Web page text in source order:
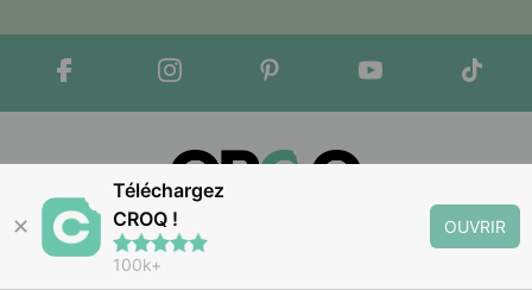
Apple Store
✕
Téléchargez
CROQ !
100k+
OUVRIR